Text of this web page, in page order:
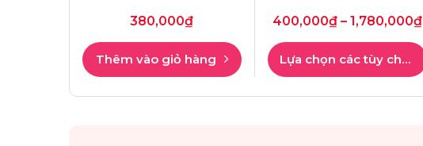
380,000₫
Thêm vào giỏ hàng
400,000₫– 1,780,000₫
Lựa chọn các tùy chọn